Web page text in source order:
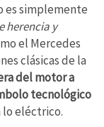
es simplemente
herencia y
el Mercedes
clásicas de la
del motor a
tecnológico
lo eléctrico.